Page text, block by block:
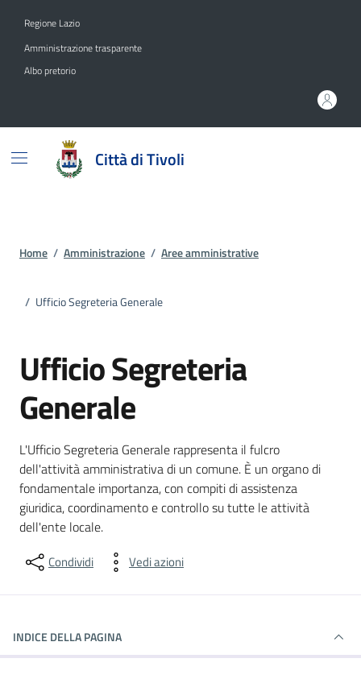
Regione Lazio
Amministrazione trasparente
Albo pretorio
Città di Tivoli
Home / Amministrazione / Aree amministrative
/ Ufficio Segreteria Generale
Ufficio Segreteria
Generale
L'Ufficio Segreteria Generale rappresenta il fulcro
dell'attività amministrativa di un comune. È un organo di
fondamentale importanza, con compiti di assistenza
giuridica, coordinamento e controllo su tutte le attività
dell'ente locale.
Condividi Vedi azioni
INDICE DELLA PAGINA